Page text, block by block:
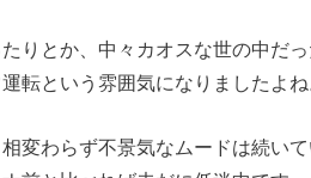
りとか、中々カオスな世の中だ
転という雰囲気になりましたよね
変わらず不景気なムードは続い